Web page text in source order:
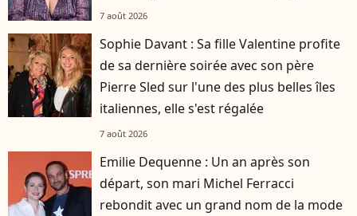
7 août 2026
Sophie Davant : Sa fille Valentine profite
de sa dernière soirée avec son père
Pierre Sled sur l'une des plus belles îles
italiennes, elle s'est régalée
7 août 2026
Emilie Dequenne : Un an après son
départ, son mari Michel Ferracci
rebondit avec un grand nom de la mode